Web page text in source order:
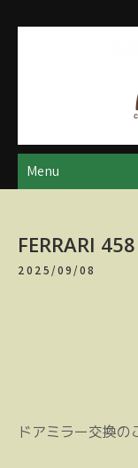
アザー
【神奈川・厚木・
Menu
FERRARI
2025/09/08
ドアミラー交換の